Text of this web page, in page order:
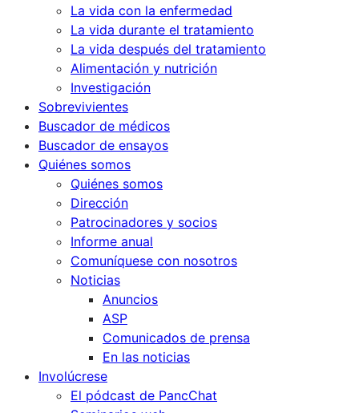
La vida con la enfermedad
La vida durante el tratamiento
La vida después del tratamiento
Alimentación y nutrición
Investigación
Sobrevivientes
Buscador de médicos
Buscador de ensayos
Quiénes somos
Quiénes somos
Dirección
Patrocinadores y socios
Informe anual
Comuníquese con nosotros
Noticias
Anuncios
ASP
Comunicados de prensa
En las noticias
Involúcrese
El pódcast de PancChat